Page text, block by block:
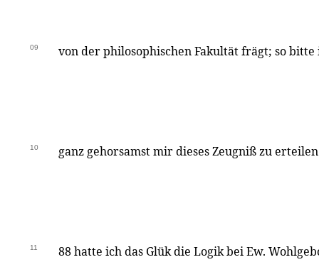
09 von der philosophischen Fakultät frägt; so bitte
10 ganz gehorsamst mir dieses Zeugniß zu
11 88 hatte ich das Glük die Logik bei Ew.